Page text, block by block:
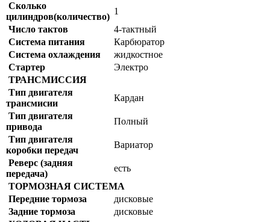
Сколько
цилиндров(количество)
1
Число тактов
4-тактный
Система питания
Карбюратор
Система охлаждения
жидкостное
Стартер
Электро
ТРАНСМИССИЯ
Тип двигателя
трансмисии
Кардан
Тип двигателя
привода
Полный
Тип двигателя
коробки передач
Вариатор
Реверс (задняя
передача)
есть
ТОРМОЗНАЯ СИСТЕМА
Передние тормоза
дисковые
Задние тормоза
дисковые